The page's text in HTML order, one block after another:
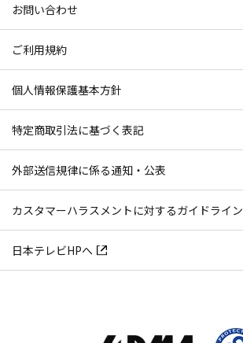
お問い合わせ
ご利用規約
個人情報保護基本方針
特定商取引法に基づく表記
外部送信規律に係る通知・公表
カスタマーハラスメントに対するガイドライン
日本テレビHPへ